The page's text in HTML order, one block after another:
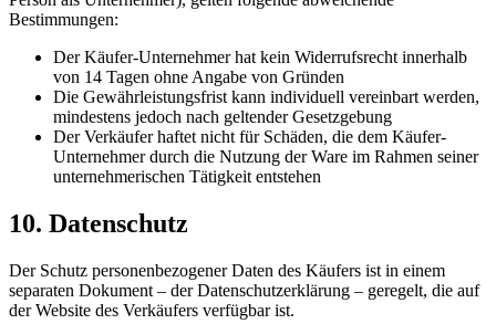
Bestimmungen:
Der Käufer-Unternehmer hat kein Widerrufsrecht innerhalb
von 14 Tagen ohne Angabe von Gründen
Die Gewährleistungsfrist kann individuell vereinbart werden,
mindestens jedoch nach geltender Gesetzgebung
Der Verkäufer haftet nicht für Schäden, die dem Käufer-
Unternehmer durch die Nutzung der Ware im Rahmen seiner
unternehmerischen Tätigkeit entstehen
10. Datenschutz
Der Schutz personenbezogener Daten des Käufers ist in einem
separaten Dokument – der Datenschutzerklärung – geregelt, die auf
der Website des Verkäufers verfügbar ist.